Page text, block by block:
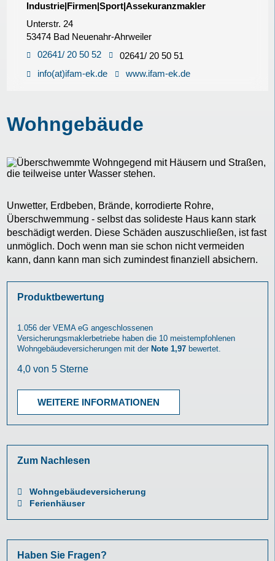
Industrie|Firmen|Sport|Assekuranzmakler
Unterstr. 24
53474 Bad Neuenahr-Ahrweiler
02641/ 20 50 52
02641/ 20 50 51
info(at)ifam-ek.de
www.ifam-ek.de
Wohngebäude
Unwetter, Erdbeben, Brände, korrodierte Rohre,
Überschwemmung - selbst das solideste Haus kann stark
beschädigt werden. Diese Schäden auszuschließen, ist fast
unmöglich. Doch wenn man sie schon nicht vermeiden
kann, dann kann man sich zumindest finanziell absichern.
Produktbewertung
1.056 der VEMA eG angeschlossenen
Versicherungsmaklerbetriebe haben die 10 meistempfohlenen
Wohngebäudeversicherungen mit der Note 1,97 bewertet.
WEITERE INFORMATIONEN
Zum Nachlesen
Wohngebäudeversicherung
Ferienhäuser
Haben Sie Fragen?